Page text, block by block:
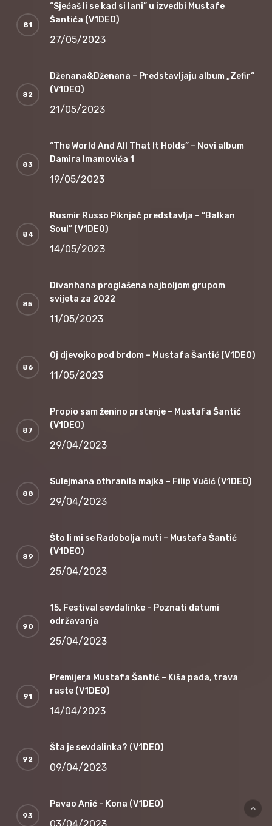
“Sjećaš li se kad si lani” u izvedbi Mustafe
Šantića (V1DEO)
27/05/2023
Dženana&Dženana – Predstavljaju album „Zefir“
(V1DEO)
21/05/2023
“The World And All That It Holds” – Novi album
Damira Imamovića 1
19/05/2023
Rusmir Russo Piknjač predstavlja – “Balkan
Soul” (V1DEO)
14/05/2023
Divanhana proglašena najboljom grupom
svijeta za 2022
11/05/2023
Oj djevojko pod brdom – Mustafa Šantić (V1DEO)
11/05/2023
Propio sam ženino prstenje – Mustafa Šantić
(V1DEO)
29/04/2023
Sulejmana othranila majka – Filip Vučić (V1DEO)
29/04/2023
Što li mi se Radobolja muti – Mustafa Šantić
(V1DEO)
25/04/2023
15. Festival sevdalinke – Poznati datumi
održavanja
25/04/2023
Premijera Mustafa Šantić – Kiša pada, trava
raste (V1DEO)
14/04/2023
Šta je sevdalinka? (V1DEO)
09/04/2023
Pavao Anić – Kona (V1DEO)